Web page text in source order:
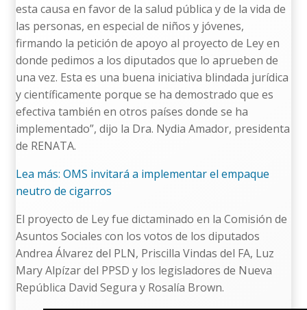
esta causa en favor de la salud pública y de la vida de
las personas, en especial de niños y jóvenes,
firmando la petición de apoyo al proyecto de Ley en
donde pedimos a los diputados que lo aprueben de
una vez. Esta es una buena iniciativa blindada jurídica
y científicamente porque se ha demostrado que es
efectiva también en otros países donde se ha
implementado”, dijo la Dra. Nydia Amador, presidenta
de RENATA.
Lea más: OMS invitará a implementar el empaque
neutro de cigarros
El proyecto de Ley fue dictaminado en la Comisión de
Asuntos Sociales con los votos de los diputados
Andrea Álvarez del PLN, Priscilla Vindas del FA, Luz
Mary Alpízar del PPSD y los legisladores de Nueva
República David Segura y Rosalía Brown.